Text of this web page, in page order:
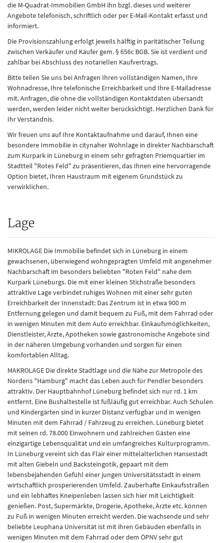
die M-Quadrat-Immobilien GmbH ihn bzgl. dieses und weiterer
Angebote telefonisch, schriftlich oder per E-Mail-Kontakt erfasst und
informiert.
Die Provisionszahlung erfolgt jeweils hälftig in paritätischer Teilung
zwischen Verkäufer und Käufer gem. § 656c BGB. Sie ist verdient und
zahlbar bei Abschluss des notariellen Kaufvertrags.
Bitte teilen Sie uns bei Anfragen Ihren vollständigen Namen, Ihre
Wohnadresse, Ihre telefonische Erreichbarkeit und Ihre E-Mailadresse
mit. Anfragen, die ohne die vollständigen Kontaktdaten übersandt
werden, werden leider nicht weiter berücksichtigt. Herzlichen Dank für
Ihr Verständnis.
Wir freuen uns auf Ihre Kontaktaufnahme und darauf, Ihnen eine
besondere Immobilie in citynaher Wohnlage in direkter Nachbarschaft
zum Kurpark in Lüneburg in einem sehr gefragten Priemquartier im
Stadtteil "Rotes Feld" zu präsentieren, das Ihnen eine hervorragende
Option bietet, Ihren Haustraum mit eigenem Grundstück zu
verwirklichen.
Lage
MIKROLAGE Die Immobilie befindet sich in Lüneburg in einem
gewachsenen, überwiegend wohngeprägten Umfeld mit angenehmer
Nachbarschaft im besonders beliebten "Roten Feld" nahe dem
Kurpark Lüneburgs. Die mit einer kleinen Stichstraße besonders
attraktive Lage verbindet ruhiges Wohnen mit einer sehr guten
Erreichbarkeit der Innenstadt: Das Zentrum ist in etwa 900 m
Entfernung gelegen und damit bequem zu Fuß, mit dem Fahrrad oder
in wenigen Minuten mit dem Auto erreichbar. Einkaufsmöglichkeiten,
Dienstleister, Ärzte, Apotheken sowie gastronomische Angebote sind
in der näheren Umgebung vorhanden und sorgen für einen
komfortablen Alltag.
MAKROLAGE Die direkte Stadtlage und die Nähe zur Metropole des
Nordens "Hamburg" macht das Leben auch für Pendler besonders
attraktiv. Der Hauptbahnhof Lüneburg befindet sich nur rd. 1 km
entfernt. Eine Bushaltestelle ist fußläufig gut erreichbar. Auch Schulen
und Kindergärten sind in kurzer Distanz verfügbar und in wenigen
Minuten mit dem Fahrrad / Fahrzeug zu erreichen. Lüneburg bietet
mit seinen rd. 78.000 Einwohnern und zahlreichen Gästen eine
einzigartige Lebensqualität und ein umfangreiches Kulturprogramm.
In Lüneburg vereint sich das Flair einer mittelalterlichen Hansestadt
mit alten Giebeln und Backsteingotik, gepaart mit dem
lebensbejahenden Gefühl einer jungen Universitätsstadt in einem
wirtschaftlich prosperierenden Umfeld. Zauberhafte Einkaufsstraßen
und ein lebhaftes Kneipenleben lassen sich hier mit Leichtigkeit
genießen. Post, Supermärkte, Drogerie, Apotheke, Ärzte etc. können
zu Fuß in wenigen Minuten erreicht werden. Die wachsende und sehr
beliebte Leuphana Universität ist mit ihren Gebäuden ebenfalls in
wenigen Minuten mit dem Fahrrad oder dem ÖPNV sehr gut